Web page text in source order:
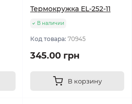
Термокружка EL-252-11
В наличии
Код товара: 70945
345.00 грн
В корзину